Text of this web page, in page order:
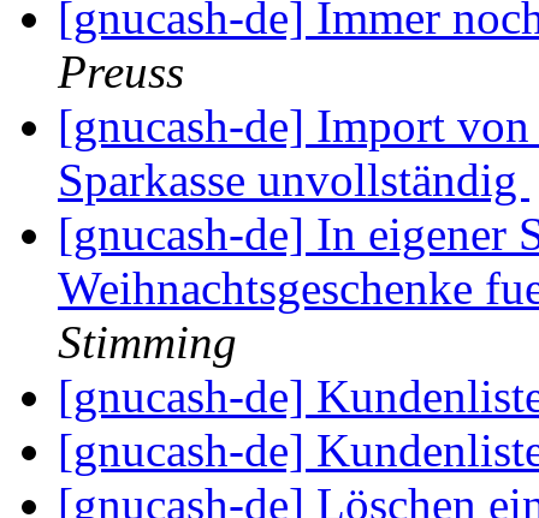
[gnucash-de] Immer
Preuss
[gnucash-de] Import
Sparkasse unvollständig
[gnucash-de] In eigener
Weihnachtsgeschenke
Stimming
[gnucash-de]
[gnucash-de]
[gnucash-de] Löschen